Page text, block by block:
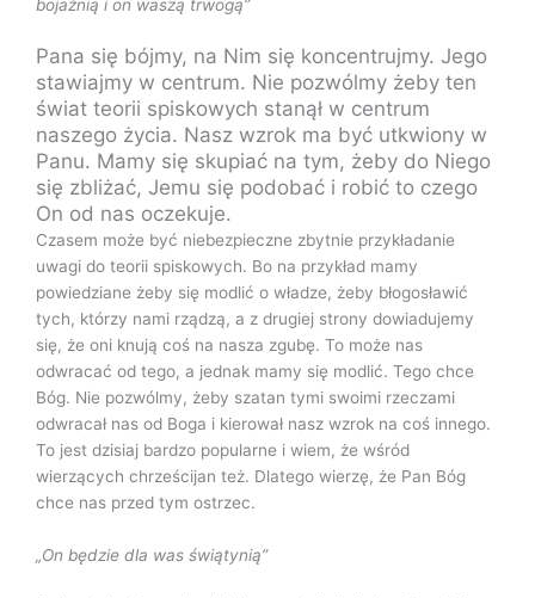
bojaźnią i on waszą trwogą”
Pana się bójmy, na Nim się koncentrujmy. Jego
stawiajmy w centrum. Nie pozwólmy żeby ten
świat teorii spiskowych stanął w centrum
naszego życia. Nasz wzrok ma być utkwiony w
Panu. Mamy się skupiać na tym, żeby do Niego
się zbliżać, Jemu się podobać i robić to czego
On od nas oczekuje.
Czasem może być niebezpieczne zbytnie przykładanie
uwagi do teorii spiskowych. Bo na przykład mamy
powiedziane żeby się modlić o władze, żeby błogosławić
tych, którzy nami rządzą, a z drugiej strony dowiadujemy
się, że oni knują coś na nasza zgubę. To może nas
odwracać od tego, a jednak mamy się modlić. Tego chce
Bóg. Nie pozwólmy, żeby szatan tymi swoimi rzeczami
odwracał nas od Boga i kierował nasz wzrok na coś innego.
To jest dzisiaj bardzo popularne i wiem, że wśród
wierzących chrześcijan też. Dlatego wierzę, że Pan Bóg
chce nas przed tym ostrzec.
„On będzie dla was świątynią”